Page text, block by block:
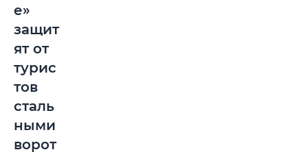
е»
защит
ят от
турис
тов
сталь
ными
ворот